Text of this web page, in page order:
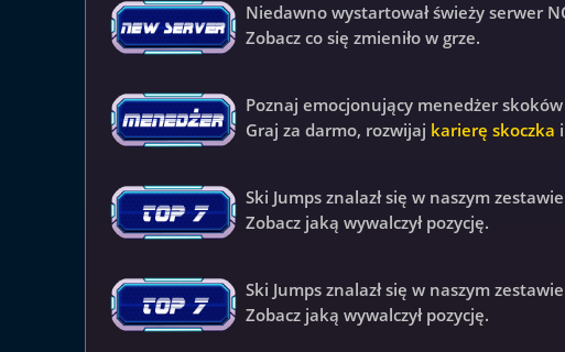
Niedawno wystartował świeży serwer
Zobacz co się zmieniło w grze.
Poznaj emocjonujący menedżer
Graj za darmo, rozwijaj karierę skoczka
Ski Jumps znalazł się w naszym
Zobacz jaką wywalczył pozycję.
Ski Jumps znalazł się w naszym
Zobacz jaką wywalczył pozycję.